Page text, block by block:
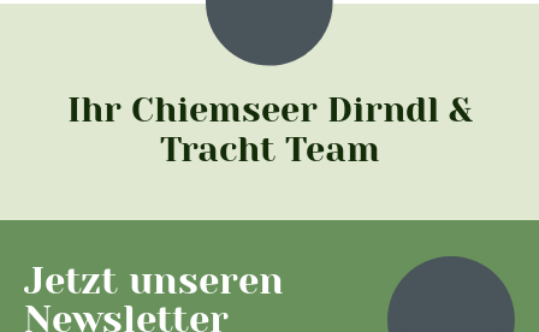
Ihr Chiemseer Dirndl &
Tracht Team
Jetzt unseren
Newsletter